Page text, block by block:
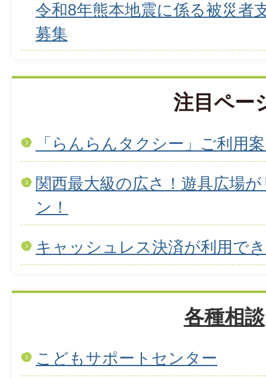
令和8年熊本地震に係る被災者
募集
注目ペー
「らんらんタクシー」ご利用
関西最大級の広さ！遊具広場
ン！
キャッシュレス決済が利用で
各種相談
こどもサポートセンター